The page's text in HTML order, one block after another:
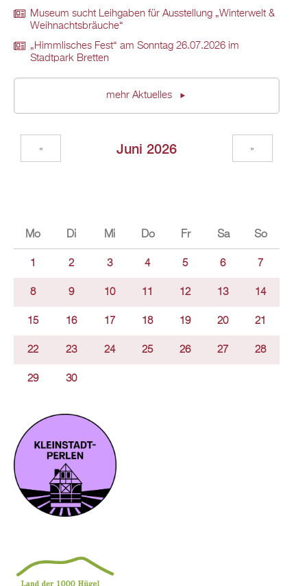
Museum sucht Leihgaben für Ausstellung „Winterwelt &
Weihnachtsbräuche“
„Himmlisches Fest“ am Sonntag 26.07.2026 im
Stadtpark Bretten
mehr Aktuelles
Juni 2026
« »
Mo Di Mi Do Fr Sa So
1 2 3 4 5 6 7
8 9 10 11 12 13 14
15 16 17 18 19 20 21
22 23 24 25 26 27 28
29 30